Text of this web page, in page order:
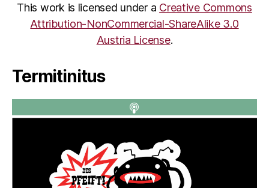
This work is licensed under a Creative Commons
Attribution-NonCommercial-ShareAlike 3.0
Austria License.
Termitinitus